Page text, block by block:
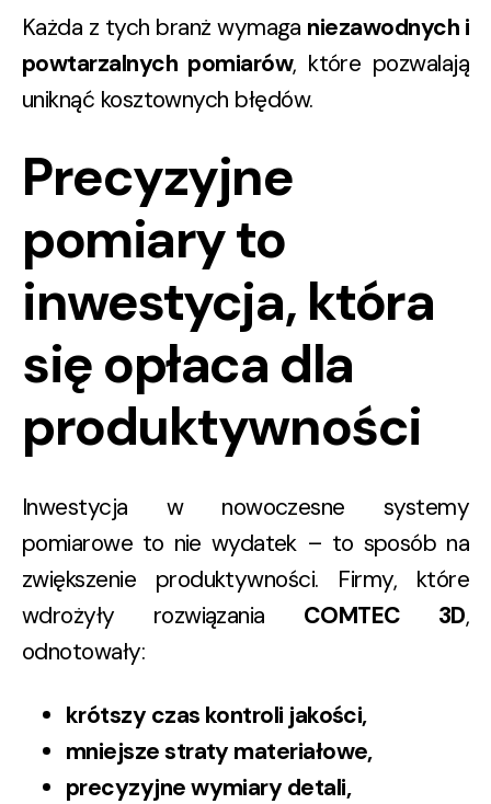
Każda z tych branż wymaga niezawodnych i
powtarzalnych pomiarów, które pozwalają
uniknąć kosztownych błędów.
Precyzyjne
pomiary to
inwestycja, która
się opłaca dla
produktywności
Inwestycja w nowoczesne systemy
pomiarowe to nie wydatek – to sposób na
zwiększenie produktywności. Firmy, które
wdrożyły rozwiązania COMTEC 3D,
odnotowały:
krótszy czas kontroli jakości,
mniejsze straty materiałowe,
precyzyjne wymiary detali,